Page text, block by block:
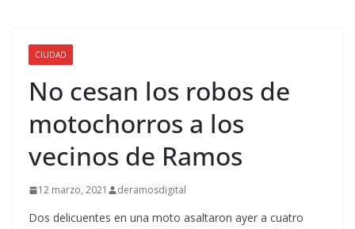
CIUDAD
No cesan los robos de
motochorros a los
vecinos de Ramos
12 marzo, 2021 deramosdigital
Dos delicuentes en una moto asaltaron ayer a cuatro